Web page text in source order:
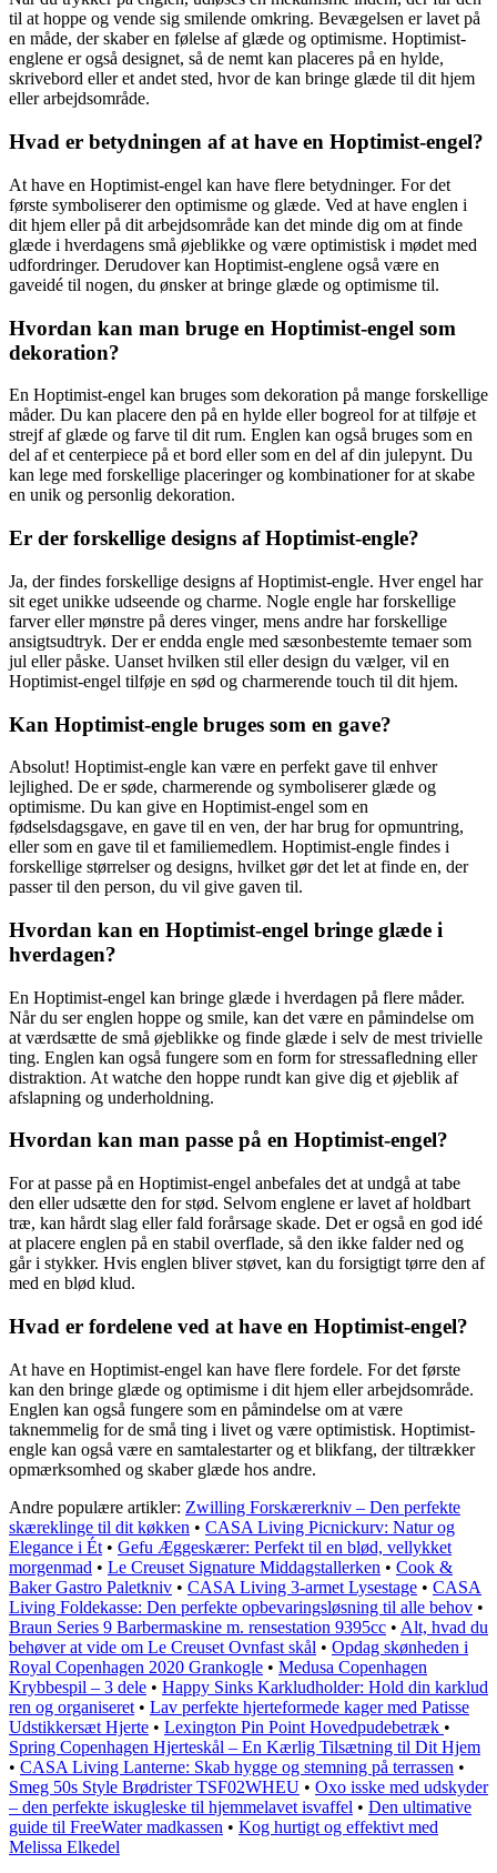
til at hoppe og vende sig smilende omkring. Bevægelsen er lavet på
en måde, der skaber en følelse af glæde og optimisme. Hoptimist-
englene er også designet, så de nemt kan placeres på en hylde,
skrivebord eller et andet sted, hvor de kan bringe glæde til dit hjem
eller arbejdsområde.
Hvad er betydningen af at have en Hoptimist-engel?
At have en Hoptimist-engel kan have flere betydninger. For det
første symboliserer den optimisme og glæde. Ved at have englen i
dit hjem eller på dit arbejdsområde kan det minde dig om at finde
glæde i hverdagens små øjeblikke og være optimistisk i mødet med
udfordringer. Derudover kan Hoptimist-englene også være en
gaveidé til nogen, du ønsker at bringe glæde og optimisme til.
Hvordan kan man bruge en Hoptimist-engel som
dekoration?
En Hoptimist-engel kan bruges som dekoration på mange forskellige
måder. Du kan placere den på en hylde eller bogreol for at tilføje et
strejf af glæde og farve til dit rum. Englen kan også bruges som en
del af et centerpiece på et bord eller som en del af din julepynt. Du
kan lege med forskellige placeringer og kombinationer for at skabe
en unik og personlig dekoration.
Er der forskellige designs af Hoptimist-engle?
Ja, der findes forskellige designs af Hoptimist-engle. Hver engel har
sit eget unikke udseende og charme. Nogle engle har forskellige
farver eller mønstre på deres vinger, mens andre har forskellige
ansigtsudtryk. Der er endda engle med sæsonbestemte temaer som
jul eller påske. Uanset hvilken stil eller design du vælger, vil en
Hoptimist-engel tilføje en sød og charmerende touch til dit hjem.
Kan Hoptimist-engle bruges som en gave?
Absolut! Hoptimist-engle kan være en perfekt gave til enhver
lejlighed. De er søde, charmerende og symboliserer glæde og
optimisme. Du kan give en Hoptimist-engel som en
fødselsdagsgave, en gave til en ven, der har brug for opmuntring,
eller som en gave til et familiemedlem. Hoptimist-engle findes i
forskellige størrelser og designs, hvilket gør det let at finde en, der
passer til den person, du vil give gaven til.
Hvordan kan en Hoptimist-engel bringe glæde i
hverdagen?
En Hoptimist-engel kan bringe glæde i hverdagen på flere måder.
Når du ser englen hoppe og smile, kan det være en påmindelse om
at værdsætte de små øjeblikke og finde glæde i selv de mest trivielle
ting. Englen kan også fungere som en form for stressafledning eller
distraktion. At watche den hoppe rundt kan give dig et øjeblik af
afslapning og underholdning.
Hvordan kan man passe på en Hoptimist-engel?
For at passe på en Hoptimist-engel anbefales det at undgå at tabe
den eller udsætte den for stød. Selvom englene er lavet af holdbart
træ, kan hårdt slag eller fald forårsage skade. Det er også en god idé
at placere englen på en stabil overflade, så den ikke falder ned og
går i stykker. Hvis englen bliver støvet, kan du forsigtigt tørre den af
med en blød klud.
Hvad er fordelene ved at have en Hoptimist-engel?
At have en Hoptimist-engel kan have flere fordele. For det første
kan den bringe glæde og optimisme i dit hjem eller arbejdsområde.
Englen kan også fungere som en påmindelse om at være
taknemmelig for de små ting i livet og være optimistisk. Hoptimist-
engle kan også være en samtalestarter og et blikfang, der tiltrækker
opmærksomhed og skaber glæde hos andre.
Andre populære artikler: Zwilling Forskærerkniv – Den perfekte
skæreklinge til dit køkken • CASA Living Picnickurv: Natur og
Elegance i Ét • Gefu Æggeskærer: Perfekt til en blød, vellykket
morgenmad • Le Creuset Signature Middagstallerken • Cook &
Baker Gastro Paletkniv • CASA Living 3-armet Lysestage • CASA
Living Foldekasse: Den perfekte opbevaringsløsning til alle behov •
Braun Series 9 Barbermaskine m. rensestation 9395cc • Alt, hvad du
behøver at vide om Le Creuset Ovnfast skål • Opdag skønheden i
Royal Copenhagen 2020 Grankogle • Medusa Copenhagen
Krybbespil – 3 dele • Happy Sinks Karkludholder: Hold din karklud
ren og organiseret • Lav perfekte hjerteformede kager med Patisse
Udstikkersæt Hjerte • Lexington Pin Point Hovedpudebetræk •
Spring Copenhagen Hjerteskål – En Kærlig Tilsætning til Dit Hjem
• CASA Living Lanterne: Skab hygge og stemning på terrassen •
Smeg 50s Style Brødrister TSF02WHEU • Oxo isske med udskyder
– den perfekte iskugleske til hjemmelavet isvaffel • Den ultimative
guide til FreeWater madkassen • Kog hurtigt og effektivt med
Melissa Elkedel